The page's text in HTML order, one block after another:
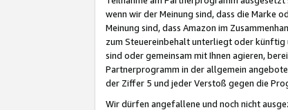
wenn wir der Meinung sind, dass die Marke
Meinung sind, dass Amazon im
zum Steuereinbehalt unterliegt oder künftig
sind oder gemeinsam mit Ihnen agieren,
Partnerprogramm in der allgemein
der Ziffer 5 und jeder Verstoß gegen die
Wir dürfen angefallene und noch nicht